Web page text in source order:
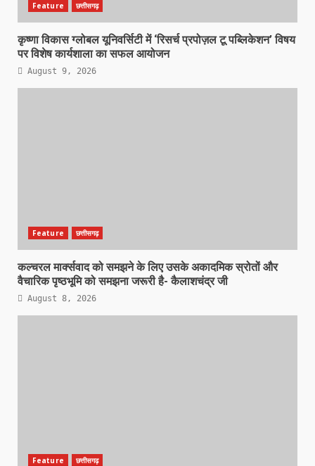
Feature छत्तीसगढ़
कृष्णा विकास ग्लोबल यूनिवर्सिटी में ‘रिसर्च प्रपोज़ल टू पब्लिकेशन’ विषय
पर विशेष कार्यशाला का सफल आयोजन
August 9, 2026
Feature छत्तीसगढ़
कल्चरल मार्क्सवाद को समझने के लिए उसके अकादमिक स्रोतों और
वैचारिक पृष्ठभूमि को समझना जरूरी है- कैलाशचंद्र जी
August 8, 2026
Feature छत्तीसगढ़